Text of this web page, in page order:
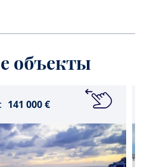
объекты
141 000 €